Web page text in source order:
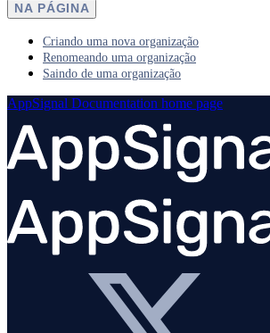
NA PÁGINA
Criando uma nova organização
Renomeando uma organização
Saindo de uma organização
AppSignal Documentation home page